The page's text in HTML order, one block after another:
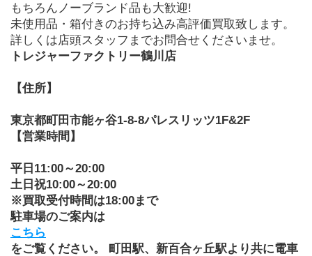
もちろんノーブランド品も大歓迎!
未使用品・箱付きのお持ち込み高評価買取致します。
詳しくは店頭スタッフまでお問合せくださいませ。
トレジャーファクトリー鶴川店
【住所】
東京都町田市能ヶ谷1-8-8パレスリッツ1F&2F
【営業時間】
平日11:00～20:00
土日祝10:00～20:00
※買取受付時間は18:00まで
駐車場のご案内は
こちら
をご覧ください。 町田駅、新百合ヶ丘駅より共に電車